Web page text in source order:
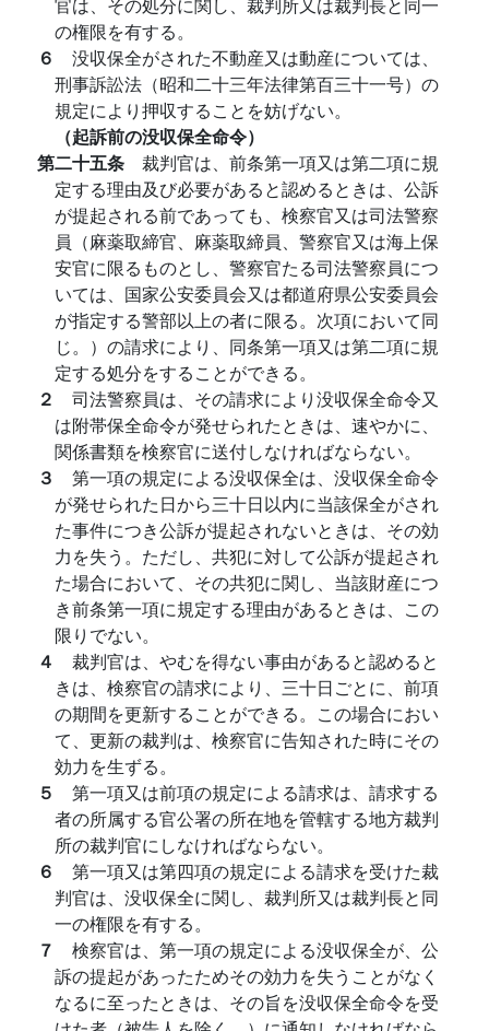
の権限を有する。
６ 没収保全がされた不動産又は動産については、
刑事訴訟法（昭和二十三年法律第百三十一号）の
規定により押収することを妨げない。
（起訴前の没収保全命令）
第二十五条 裁判官は、前条第一項又は第二項に規
定する理由及び必要があると認めるときは、公訴
が提起される前であっても、検察官又は司法警察
員（麻薬取締官、麻薬取締員、警察官又は海上保
安官に限るものとし、警察官たる司法警察員につ
いては、国家公安委員会又は都道府県公安委員会
が指定する警部以上の者に限る。次項において同
じ。）の請求により、同条第一項又は第二項に規
定する処分をすることができる。
２ 司法警察員は、その請求により没収保全命令又
は附帯保全命令が発せられたときは、速やかに、
関係書類を検察官に送付しなければならない。
３ 第一項の規定による没収保全は、没収保全命令
が発せられた日から三十日以内に当該保全がされ
た事件につき公訴が提起されないときは、その効
力を失う。ただし、共犯に対して公訴が提起され
た場合において、その共犯に関し、当該財産につ
き前条第一項に規定する理由があるときは、この
限りでない。
４ 裁判官は、やむを得ない事由があると認めると
きは、検察官の請求により、三十日ごとに、前項
の期間を更新することができる。この場合におい
て、更新の裁判は、検察官に告知された時にその
効力を生ずる。
５ 第一項又は前項の規定による請求は、請求する
者の所属する官公署の所在地を管轄する地方裁判
所の裁判官にしなければならない。
６ 第一項又は第四項の規定による請求を受けた裁
判官は、没収保全に関し、裁判所又は裁判長と同
一の権限を有する。
７ 検察官は、第一項の規定による没収保全が、公
訴の提起があったためその効力を失うことがなく
なるに至ったときは、その旨を没収保全命令を受